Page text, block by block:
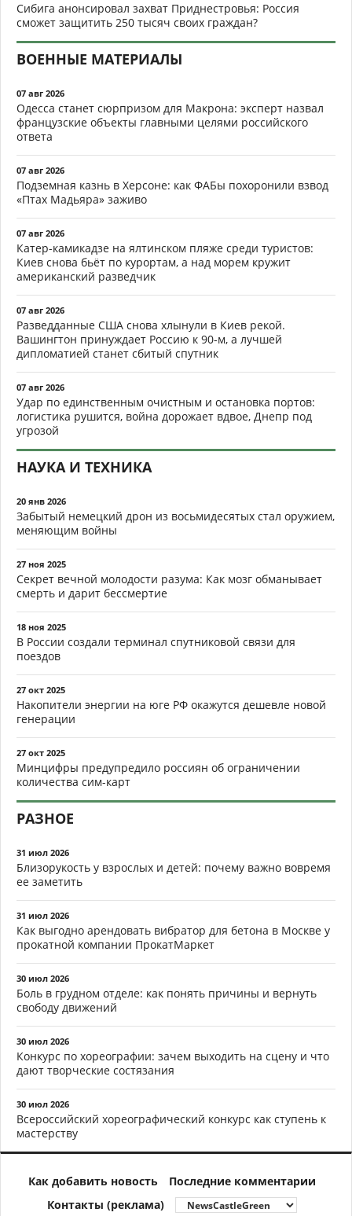
Сибига анонсировал захват Приднестровья: Россия
сможет защитить 250 тысяч своих граждан?
ВОЕННЫЕ МАТЕРИАЛЫ
07 авг 2026
Одесса станет сюрпризом для Макрона: эксперт назвал
французские объекты главными целями российского
ответа
07 авг 2026
Подземная казнь в Херсоне: как ФАБы похоронили взвод
«Птах Мадьяра» заживо
07 авг 2026
Катер-камикадзе на ялтинском пляже среди туристов:
Киев снова бьёт по курортам, а над морем кружит
американский разведчик
07 авг 2026
Разведданные США снова хлынули в Киев рекой.
Вашингтон принуждает Россию к 90-м, а лучшей
дипломатией станет сбитый спутник
07 авг 2026
Удар по единственным очистным и остановка портов:
логистика рушится, война дорожает вдвое, Днепр под
угрозой
НАУКА И ТЕХНИКА
20 янв 2026
Забытый немецкий дрон из восьмидесятых стал оружием,
меняющим войны
27 ноя 2025
Секрет вечной молодости разума: Как мозг обманывает
смерть и дарит бессмертие
18 ноя 2025
В России создали терминал спутниковой связи для
поездов
27 окт 2025
Накопители энергии на юге РФ окажутся дешевле новой
генерации
27 окт 2025
Минцифры предупредило россиян об ограничении
количества сим-карт
РАЗНОЕ
31 июл 2026
Близорукость у взрослых и детей: почему важно вовремя
ее заметить
31 июл 2026
Как выгодно арендовать вибратор для бетона в Москве у
прокатной компании ПрокатМаркет
30 июл 2026
Боль в грудном отделе: как понять причины и вернуть
свободу движений
30 июл 2026
Конкурс по хореографии: зачем выходить на сцену и что
дают творческие состязания
30 июл 2026
Всероссийский хореографический конкурс как ступень к
мастерству
Как добавить новость
Последние комментарии
Контакты (реклама)